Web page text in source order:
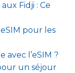
Fidji : Ce
pour les
l’eSIM ?
un séjour